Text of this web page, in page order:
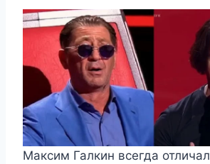
Максим Галкин всегда